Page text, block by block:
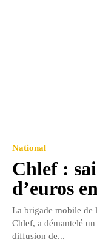
National
Chlef :
d’euros
La brigade mobile de
Chlef, a démantelé
diffusion de...